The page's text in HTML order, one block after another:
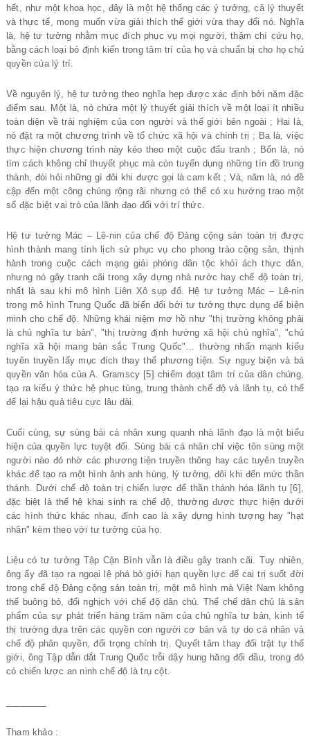
hết, như một khoa học, đây là một hệ thống các ý tưởng, cả lý thuyết
và thực tế, mong muốn vừa giải thích thế giới vừa thay đổi nó. Nghĩa
là, hệ tư tưởng nhằm mục đích phục vụ mọi người, thậm chí cứu họ,
bằng cách loại bỏ định kiến trong tâm trí của họ và chuẩn bị cho họ chủ
quyền của lý trí.
Về nguyên lý, hệ tư tưởng theo nghĩa hẹp được xác định bởi năm đặc
điểm sau. Một là, nó chứa một lý thuyết giải thích về một loại ít nhiều
toàn diện về trải nghiệm của con người và thế giới bên ngoài ; Hai là,
nó đặt ra một chương trình về tổ chức xã hội và chính trị ; Ba là, việc
thực hiện chương trình này kéo theo một cuộc đấu tranh ; Bốn là, nó
tìm cách không chỉ thuyết phục mà còn tuyển dụng những tín đồ trung
thành, đòi hỏi những gì đôi khi được gọi là cam kết ; Và, năm là, nó đề
cập đến một công chúng rộng rãi nhưng có thể có xu hướng trao một
số đặc biệt vai trò của lãnh đạo đối với trí thức.
Hệ tư tưởng Mác – Lê-nin của chế độ Đảng cộng sản toàn trị được
hình thành mang tính lịch sử phục vụ cho phong trào cộng sản, thịnh
hành trong cuộc cách mạng giải phóng dân tộc khỏi ách thực dân,
nhưng nó gây tranh cãi trong xây dựng nhà nước hay chế độ toàn trị,
nhất là sau khi mô hình Liên Xô sụp đổ. Hệ tư tưởng Mác – Lê-nin
trong mô hình Trung Quốc đã biến đổi bởi tư tưởng thực dụng để biện
minh cho chế độ. Những khái niệm mơ hồ như "thị trường không phải
là chủ nghĩa tư bản", "thị trường định hướng xã hội chủ nghĩa", "chủ
nghĩa xã hội mang bản sắc Trung Quốc"… thường nhấn mạnh kiểu
tuyên truyền lấy mục đích thay thế phương tiện. Sự nguỵ biện và bá
quyền văn hóa của A. Gramscy [5] chiếm đoạt tâm trí của dân chúng,
tạo ra kiểu ý thức hệ phục tùng, trung thành chế độ và lãnh tụ, có thể
để lại hậu quả tiêu cực lâu dài.
Cuối cùng, sự sùng bái cá nhân xung quanh nhà lãnh đạo là một biểu
hiện của quyền lực tuyệt đối. Sùng bái cá nhân chỉ việc tôn sùng một
người nào đó nhờ các phương tiện truyền thông hay các tuyên truyền
khác để tạo ra một hình ảnh anh hùng, lý tưởng, đôi khi đến mức thần
thánh. Dưới chế độ toàn trị chiến lược để thần thánh hóa lãnh tụ [6],
đặc biệt là thế hệ khai sinh ra chế độ, thường được thực hiện dưới
các hình thức khác nhau, đỉnh cao là xây dựng hình tượng hay "hạt
nhân" kèm theo với tư tưởng của họ.
Liệu có tư tưởng Tập Cận Bình vẫn là điều gây tranh cãi. Tuy nhiên,
ông ấy đã tạo ra ngoại lệ phá bỏ giới hạn quyền lực để cai trị suốt đời
trong chế độ Đảng cộng sản toàn trị, một mô hình mà Việt Nam không
thể buông bỏ, đối nghịch với chế độ dân chủ. Thể chế dân chủ là sản
phẩm của sự phát triển hàng trăm năm của chủ nghĩa tư bản, kinh tế
thị trường dựa trên các quyền con người cơ bản và tự do cá nhân và
chế độ phân quyền, đối trọng chính trị. Quyết tâm thay đổi trật tự thế
giới, ông Tập dẫn dắt Trung Quốc trỗi dậy hung hăng đối đầu, trong đó
có chiến lược an ninh chế độ là trụ cột.
Tham khảo: